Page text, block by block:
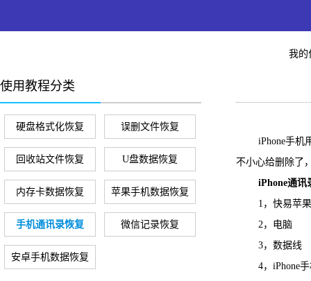
我
使用教程分类
硬盘格式化恢复 误删文件恢复
回收站文件恢复 U盘数据恢复
内存卡数据恢复 苹果手机数据恢复
手机通讯录恢复 微信记录恢复
安卓手机数据恢复
iPhone手机用
不小心给删除了
iPhone通讯
1，快易苹果
2，电脑
3，数据线
4，iPhone手